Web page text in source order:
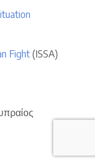
Fight (ISSA)